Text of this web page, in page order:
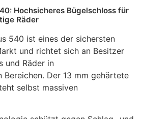
Hochsicheres Bügelschloss für
Räder
540 ist eines der sichersten
und richtet sich an Besitzer
und Räder in
Der 13 mm gehärtete
selbst massiven